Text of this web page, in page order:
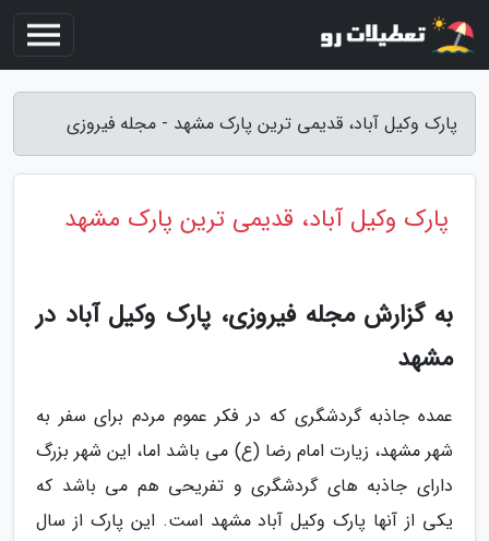
پارک وکیل آباد، قدیمی ترین پارک مشهد - مجله فیروزی
پارک وکیل آباد، قدیمی ترین پارک مشهد
به گزارش مجله فیروزی، پارک وکیل آباد در
مشهد
عمده جاذبه گردشگری که در فکر عموم مردم برای سفر به
شهر مشهد، زیارت امام رضا (ع) می باشد اما، این شهر بزرگ
دارای جاذبه های گردشگری و تفریحی هم می باشد که
یکی از آنها پارک وکیل آباد مشهد است. این پارک از سال